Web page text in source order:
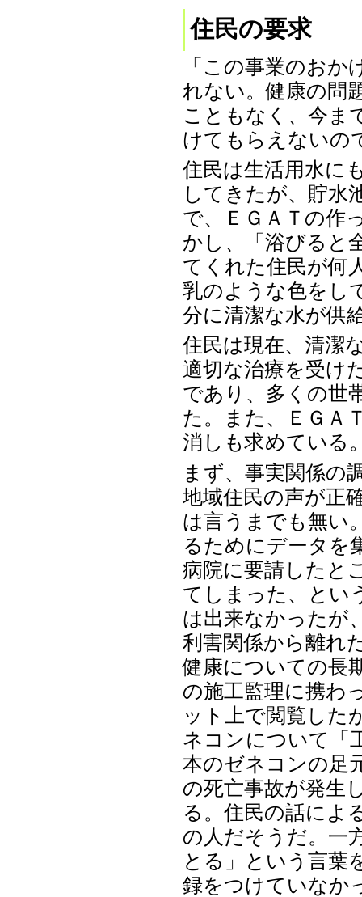
住民の要求
「この事業のお
れない。健康の問
こともなく、今ま
けてもらえないの
住民は生活用水に
してきたが、貯水
で、ＥＧＡＴの作
かし、「浴びると
てくれた住民が何
乳のような色をし
分に清潔な水が供
住民は現在、清潔
適切な治療を受け
であり、多くの世
た。また、ＥＧＡ
消しも求めている
まず、事実関係の
地域住民の声が正
は言うまでも無い
るためにデータを
病院に要請したと
てしまった、とい
は出来なかったが
利害関係から離れ
健康についての長
の施工監理に携わ
ット上で閲覧した
ネコンについて「
本のゼネコンの足
の死亡事故が発生
る。住民の話によ
の人だそうだ。一
とる」という言葉
録をつけていなか